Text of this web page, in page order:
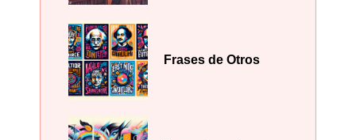
Frases de Otros